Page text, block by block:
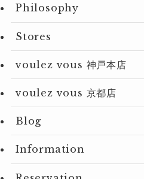
Philosophy
Stores
voulez vous 神戸本店
voulez vous 京都店
Blog
Information